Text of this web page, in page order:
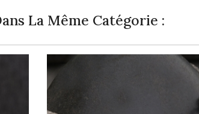
La Même Catégorie :